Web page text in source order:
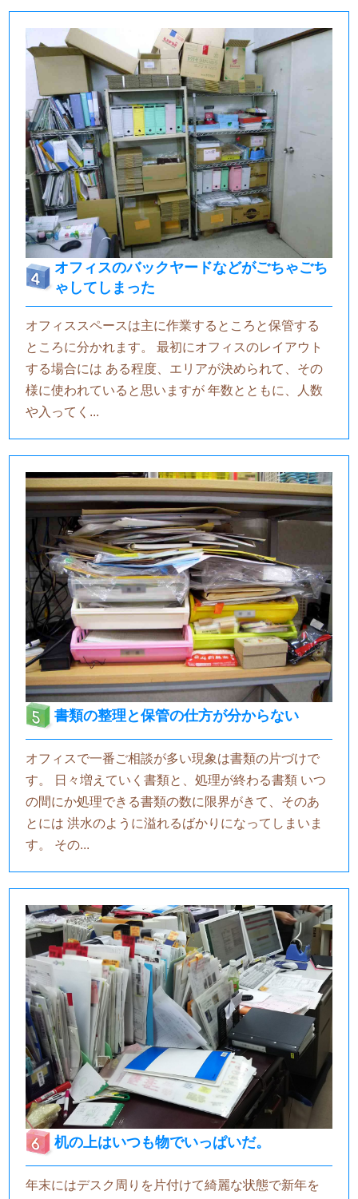
オフィスのバックヤードなどがごちゃごち
ゃしてしまった
オフィススペースは主に作業するところと保管する
ところに分かれます。 最初にオフィスのレイアウト
する場合には ある程度、エリアが決められて、その
様に使われていると思いますが 年数とともに、人数
や入ってく...
書類の整理と保管の仕方が分からない
オフィスで一番ご相談が多い現象は書類の片づけで
す。 日々増えていく書類と、処理が終わる書類 いつ
の間にか処理できる書類の数に限界がきて、そのあ
とには 洪水のように溢れるばかりになってしまいま
す。 その...
机の上はいつも物でいっぱいだ。
年末にはデスク周りを片付けて綺麗な状態で新年を